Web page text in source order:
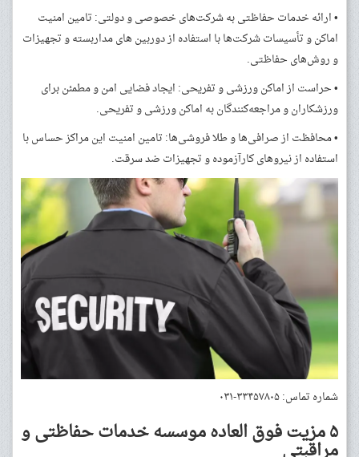
• ارائه خدمات حفاظتی به شرکت‌های خصوصی و دولتی: تامین امنیت
اماکن و تأسیسات شرکت‌ها با استفاده از دوربین های مداربسته و تجهیزات
و روش‌های حفاظتی.
• حراست از اماکن ورزشی و تفریحی: ایجاد فضایی امن و مطمئن برای
ورزشکاران و مراجعه‌کنندگان به اماکن ورزشی و تفریحی.
• محافظت از صرافی‌ها و طلا فروشی‌ها: تامین امنیت این مراکز حساس با
استفاده از نیروهای کارآزموده و تجهیزات ضد سرقت.
شماره تماس: ۳۳۴۵۷۸۰۵-۰۳۱
۵ مزیت فوق العاده موسسه خدمات حفاظتی و